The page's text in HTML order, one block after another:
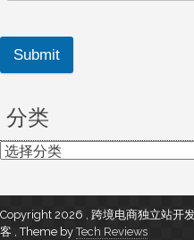
Submit
分类
分
Copyright 2026 , 跨境电商独立站开
客 ,Theme byTech Reviews